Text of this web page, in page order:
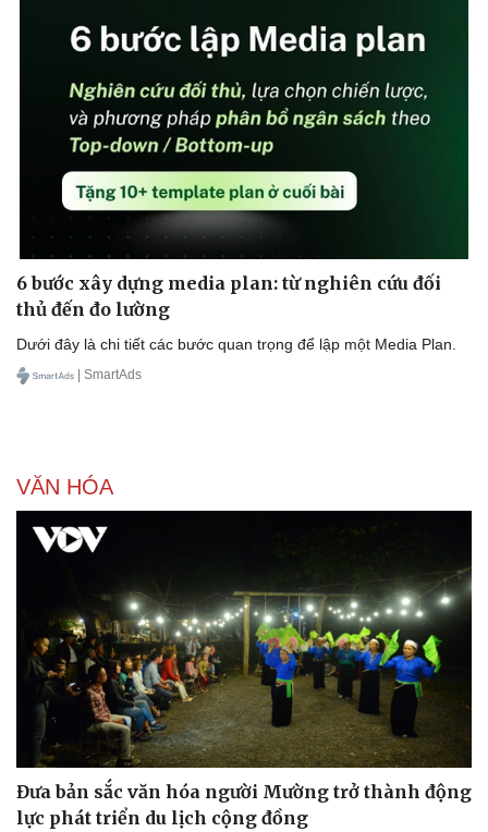
Doanh nghiệp
Thông tin doanh nghiệp
Doanh nghiệp 24h
Doanh nhân
Vì cộng đồng
Công nghệ
Sành điệu
Tin Công nghệ
Trải nghiệm
Chuyển đổi số
6 bước xây dựng media plan: từ nghiên cứu đối
thủ đến đo lường
Dưới đây là chi tiết các bước quan trọng để lập một Media Plan.
| SmartAds
VĂN HÓA
Đưa bản sắc văn hóa người Mường trở thành động
lực phát triển du lịch cộng đồng